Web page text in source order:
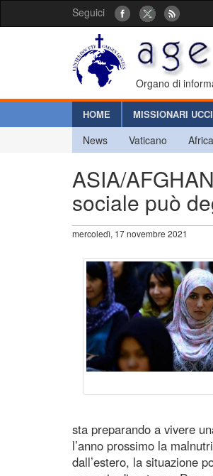
Seguici
Organo di
HOME MISSIONARI
News Vaticano Africa
ASIA/
sociale può
mercoledì, 17 novembre 2021
sta preparando a vivere
l’anno prossimo la
dall’estero, la situazione